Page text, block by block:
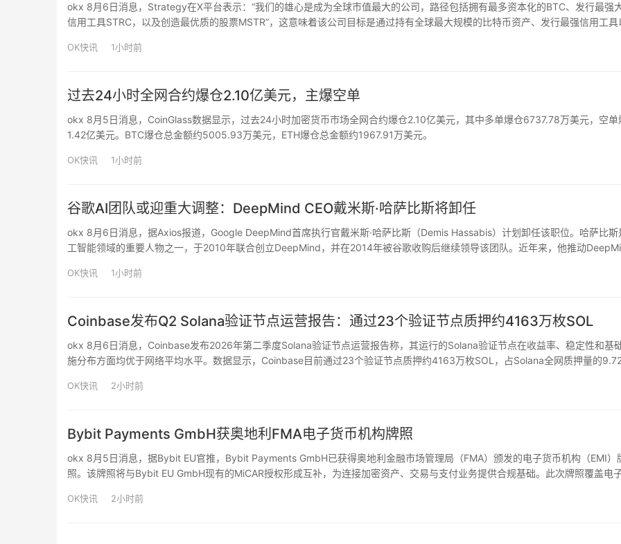
okx 8月6日消息，Strategy在X平台表示：“我们的雄心是成为全球市值最大的公司，路径包括拥有最多资本化的BTC、发行最强
信用工具STRC，以及创造最优质的股票MSTR”，这意味着该公司目标是通过持有全球最大规模的比特币资产、发行最强信用工具
OK快讯 1小时前
过去24小时全网合约爆仓2.10亿美元，主爆空单
okx 8月5日消息，CoinGlass数据显示，过去24小时加密货币市场全网合约爆仓2.10亿美元，其中多单爆仓6737.78万美元，空单
1.42亿美元。BTC爆仓总金额约5005.93万美元，ETH爆仓总金额约1967.91万美元。
OK快讯 1小时前
谷歌AI团队或迎重大调整：DeepMind CEO戴米斯·哈萨比斯将卸任
okx 8月6日消息，据Axios报道，Google DeepMind首席执行官戴米斯·哈萨比斯（Demis Hassabis）计划卸任该职位。哈萨比斯
工智能领域的重要人物之一，于2010年联合创立DeepMind，并在2014年被谷歌收购后继续领导该团队。近年来，他推动
OK快讯 1小时前
Coinbase发布Q2 Solana验证节点运营报告：通过23个验证节点质押约4163万枚SOL
okx 8月6日消息，Coinbase发布2026年第二季度Solana验证节点运营报告称，其运行的Solana验证节点在收益率、稳定性和基
施分布方面均优于网络平均水平。数据显示，Coinbase目前通过23个验证节点质押约4163万枚SOL，占Solana全网质押量的
OK快讯 2小时前
Bybit Payments GmbH获奥地利FMA电子货币机构牌照
okx 8月5日消息，据Bybit EU官推，Bybit Payments GmbH已获得奥地利金融市场管理局（FMA）颁发的电子货币机构（EMI）
照。该牌照将与Bybit EU GmbH现有的MiCAR授权形成互补，为连接加密资产、交易与支付业务提供合规基础。此次牌照覆盖电
OK快讯 2小时前